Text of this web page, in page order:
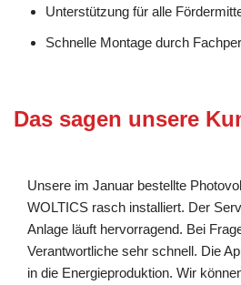
Unterstützung für alle
Schnelle Montage durch
Das sagen unsere
Unsere im Januar bestellte
WOLTICS rasch installiert. Der
Anlage läuft hervorragend. Bei
Verantwortliche sehr schnell. Die
in die Energieproduktion. Wir